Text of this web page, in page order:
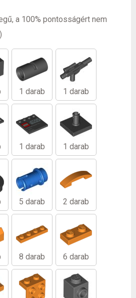
a 100% pontosságért nem
1 darab 1 darab
1 darab 1 darab
5 darab 2 darab
8 darab 6 darab